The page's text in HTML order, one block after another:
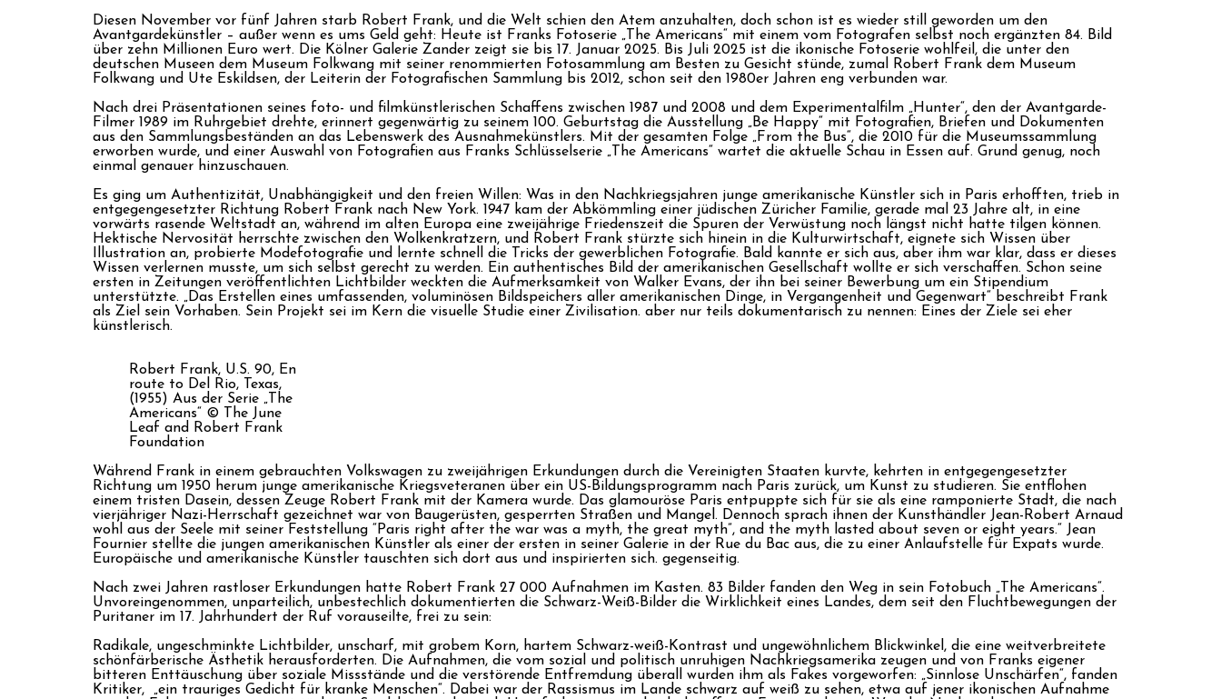
Diesen November vor fünf Jahren starb Robert Frank, und die Welt schien den Atem anzuhalten, doch schon ist es wieder still geworden um den
Avantgardekünstler – außer wenn es ums Geld geht: Heute ist Franks Fotoserie „The Americans“ mit einem vom Fotografen selbst noch ergänzten 84. Bild
über zehn Millionen Euro wert. Die Kölner Galerie Zander zeigt sie bis 17. Januar 2025. Bis Juli 2025 ist die ikonische Fotoserie wohlfeil, die unter den
deutschen Museen dem Museum Folkwang mit seiner renommierten Fotosammlung am Besten zu Gesicht stünde, zumal Robert Frank dem Museum
Folkwang und Ute Eskildsen, der Leiterin der Fotografischen Sammlung bis 2012, schon seit den 1980er Jahren eng verbunden war.
Nach drei Präsentationen seines foto- und filmkünstlerischen Schaffens zwischen 1987 und 2008 und dem Experimentalfilm „Hunter“, den der Avantgarde-
Filmer 1989 im Ruhrgebiet drehte, erinnert gegenwärtig zu seinem 100. Geburtstag die Ausstellung „Be Happy“ mit Fotografien, Briefen und Dokumenten
aus den Sammlungsbeständen an das Lebenswerk des Ausnahmekünstlers. Mit der gesamten Folge „From the Bus“, die 2010 für die Museumssammlung
erworben wurde, und einer Auswahl von Fotografien aus Franks Schlüsselserie „The Americans“ wartet die aktuelle Schau in Essen auf. Grund genug, noch
einmal genauer hinzuschauen.
Es ging um Authentizität, Unabhängigkeit und den freien Willen: Was in den Nachkriegsjahren junge amerikanische Künstler sich in Paris erhofften, trieb in
entgegengesetzter Richtung Robert Frank nach New York. 1947 kam der Abkömmling einer jüdischen Züricher Familie, gerade mal 23 Jahre alt, in eine
vorwärts rasende Weltstadt an, während im alten Europa eine zweijährige Friedenszeit die Spuren der Verwüstung noch längst nicht hatte tilgen können.
Hektische Nervosität herrschte zwischen den Wolkenkratzern, und Robert Frank stürzte sich hinein in die Kulturwirtschaft, eignete sich Wissen über
Illustration an, probierte Modefotografie und lernte schnell die Tricks der gewerblichen Fotografie. Bald kannte er sich aus, aber ihm war klar, dass er dieses
Wissen verlernen musste, um sich selbst gerecht zu werden. Ein authentisches Bild der amerikanischen Gesellschaft wollte er sich verschaffen. Schon seine
ersten in Zeitungen veröffentlichten Lichtbilder weckten die Aufmerksamkeit von Walker Evans, der ihn bei seiner Bewerbung um ein Stipendium
unterstützte. „Das Erstellen eines umfassenden, voluminösen Bildspeichers aller amerikanischen Dinge, in Vergangenheit und Gegenwart“ beschreibt Frank
als Ziel sein Vorhaben. Sein Projekt sei im Kern die visuelle Studie einer Zivilisation. aber nur teils dokumentarisch zu nennen: Eines der Ziele sei eher
künstlerisch.
Robert Frank, U.S. 90, En
route to Del Rio, Texas,
(1955) Aus der Serie „The
Americans“ © The June
Leaf and Robert Frank
Foundation
Während Frank in einem gebrauchten Volkswagen zu zweijährigen Erkundungen durch die Vereinigten Staaten kurvte, kehrten in entgegengesetzter
Richtung um 1950 herum junge amerikanische Kriegsveteranen über ein US-Bildungsprogramm nach Paris zurück, um Kunst zu studieren. Sie entflohen
einem tristen Dasein, dessen Zeuge Robert Frank mit der Kamera wurde. Das glamouröse Paris entpuppte sich für sie als eine ramponierte Stadt, die nach
vierjähriger Nazi-Herrschaft gezeichnet war von Baugerüsten, gesperrten Straßen und Mangel. Dennoch sprach ihnen der Kunsthändler Jean-Robert Arnaud
wohl aus der Seele mit seiner Feststellung “Paris right after the war was a myth, the great myth”, and the myth lasted about seven or eight years.“ Jean
Fournier stellte die jungen amerikanischen Künstler als einer der ersten in seiner Galerie in der Rue du Bac aus, die zu einer Anlaufstelle für Expats wurde.
Europäische und amerikanische Künstler tauschten sich dort aus und inspirierten sich. gegenseitig.
Nach zwei Jahren rastloser Erkundungen hatte Robert Frank 27 000 Aufnahmen im Kasten. 83 Bilder fanden den Weg in sein Fotobuch „The Americans“.
Unvoreingenommen, unparteilich, unbestechlich dokumentierten die Schwarz-Weiß-Bilder die Wirklichkeit eines Landes, dem seit den Fluchtbewegungen der
Puritaner im 17. Jahrhundert der Ruf vorauseilte, frei zu sein:
Radikale, ungeschminkte Lichtbilder, unscharf, mit grobem Korn, hartem Schwarz-weiß-Kontrast und ungewöhnlichem Blickwinkel, die eine weitverbreitete
schönfärberische Ästhetik herausforderten. Die Aufnahmen, die vom sozial und politisch unruhigen Nachkriegsamerika zeugen und von Franks eigener
bitteren Enttäuschung über soziale Missstände und die verstörende Entfremdung überall wurden ihm als Fakes vorgeworfen: „Sinnlose Unschärfen“, fanden
Kritiker, „ein trauriges Gedicht für kranke Menschen“. Dabei war der Rassismus im Lande schwarz auf weiß zu sehen, etwa auf jener ikonischen Aufnahme